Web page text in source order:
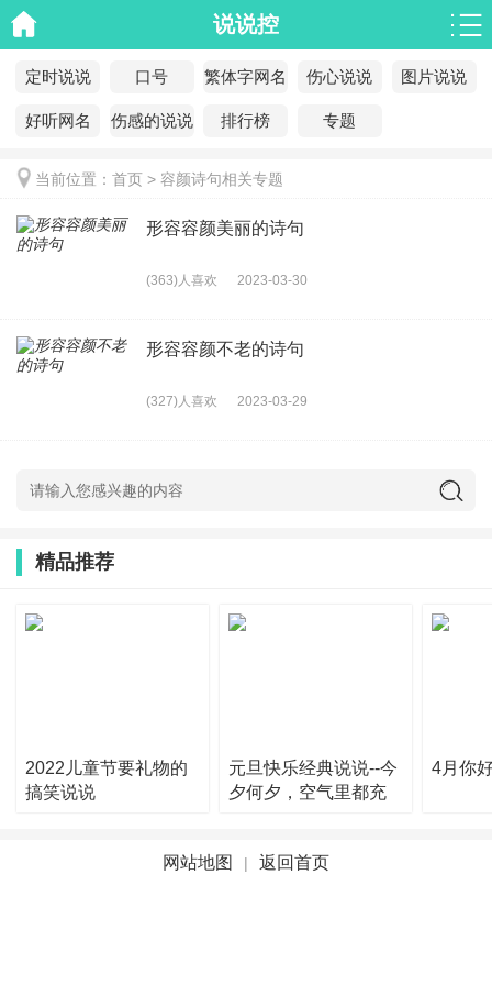
说说控
定时说说 口号 繁体字网名 伤心说说 图片说说
好听网名 伤感的说说 排行榜 专题
当前位置： 首页 > 容颜诗句相关专题
形容容颜美丽的诗句
(363)人喜欢 2023-03-30
形容容颜不老的诗句
(327)人喜欢 2023-03-29
精品推荐
2022儿童节要礼物的
搞笑说说
元旦快乐经典说说--今
夕何夕，空气里都充
4月你
网站地图 | 返回首页